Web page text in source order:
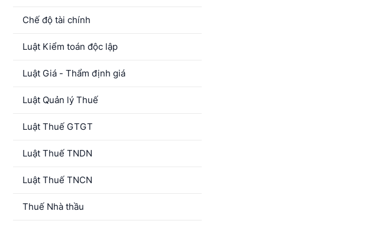
Chế độ tài chính
Luật Kiểm toán độc lập
Luật Giá - Thẩm định giá
Luật Quản lý Thuế
Luật Thuế GTGT
Luật Thuế TNDN
Luật Thuế TNCN
Thuế Nhà thầu